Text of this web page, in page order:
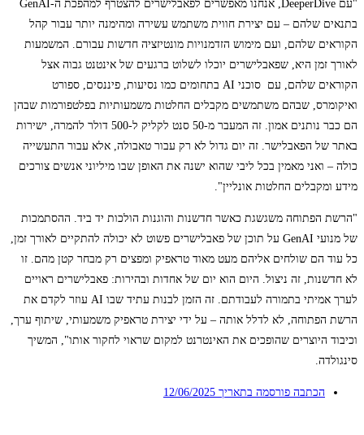
"עם DeeperDive, אנחנו מאפשרים לפאבלישרים להצטרף למהפכת ה-GenAI
בתנאים שלהם – עם יצירת חווית משתמש עשירה ומהימנה יותר עבור קהל
הקוראים שלהם, ועם מימוש הזדמנויות מונטיזציה חדשות עבורם. המשמעות
לאורך זמן היא, שפאבלישרים יוכלו לשלוט ברגעים של אינטנט גבוה אצל
הקוראים שלהם, עם סוכני AI בתחומים כמו נסיעות, פיננסים, ספורט
ואיקומרס, שבהם משתמשים מקבלים החלטות משמעותיות בפלטפורמות שבהן
הם כבר נותנים אמון. זה המעבר מ-50 סנט לקליק ל-500 דולר להמרה, ישירות
באתר של הפאבלישר. זה יום גדול לא רק עבור טאבולה, אלא עבור התעשייה
כולה – ואני מאמין בכל ליבי שהוא ישנה את האופן שבו מיליוני אנשים צורכים
מידע ומקבלים החלטות אונליין".
"הרשת הפתוחה משגשגת כאשר חדשנות והוגנות הולכות יד ביד. ההסתמכות
של מנועי GenAI על תוכן של פאבלישרים פשוט לא יכולה להתקיים לאורך זמן,
כל עוד הם שולחים אליהם מעט מאוד טראפיק ומפצים רק מבחר קטן מהם. זו
לא חדשנות, זה ניצול. היום הוא יום של אחדות ובהירות: פאבלישרים ראויים
לערך אמיתי בתמורה לעבודתם. זה הזמן לבנות עתיד שבו AI עוזר לקדם את
הרשת הפתוחה, לא לדלל אותה – על ידי יצירת טראפיק משמעותי, שיתוף ערך,
וכיבוד היוצרים שהופכים את האינטרנט למקום שראוי לחקור אותו", המשיך
סינגולדה.
הכתבה פורסמה בתאריך 12/06/2025